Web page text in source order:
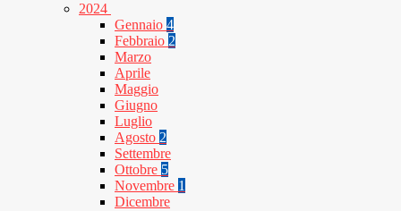
2024
Gennaio 4
Febbraio 2
Marzo
Aprile
Maggio
Giugno
Luglio
Agosto 2
Settembre
Ottobre 5
Novembre 1
Dicembre